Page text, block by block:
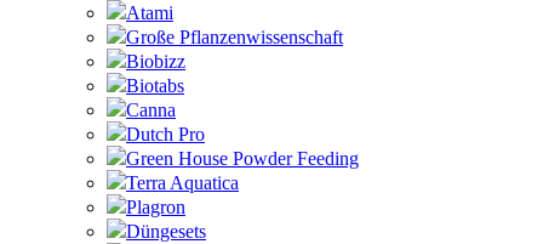
Atami
Große Pflanzenwissenschaft
Biobizz
Biotabs
Canna
Dutch Pro
Green House Powder Feeding
Terra Aquatica
Plagron
Düngesets